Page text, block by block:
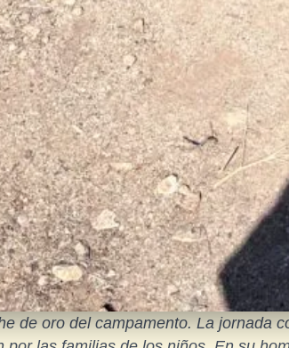
de oro del campamento. La jornada